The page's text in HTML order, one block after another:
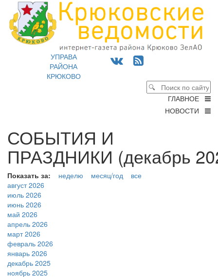
УПРАВА
РАЙОНА
КРЮКОВО
ГЛАВНОЕ
НОВОСТИ
СОБЫТИЯ И
ПРАЗДНИКИ (декабрь
Показать за: неделю месяц/год
все
август 2026
июль 2026
июнь 2026
май 2026
апрель 2026
март 2026
февраль 2026
январь 2026
декабрь 2025
ноябрь 2025